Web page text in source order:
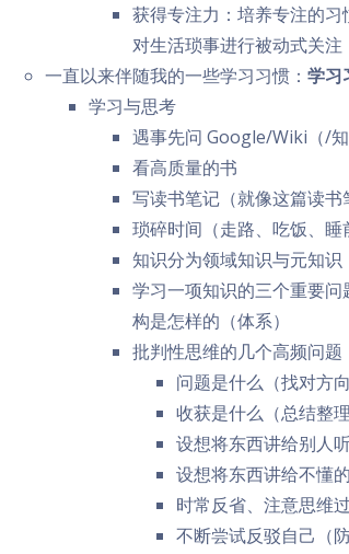
获得专注力：培养专注的
对生活琐事进行被动式关注
一直以来伴随我的一些学习习惯： 学习
学习与思考
遇事先问 Google/Wiki（/知
看高质量的书
写读书笔记（就像这篇读
琐碎时间（走路、吃饭、
知识分为领域知识与元知
学习一项知识的三个重要
构是怎样的（体系）
批判性思维的几个高频问题
问题是什么（找对方向
收获是什么（总结整理
设想将东西讲给别人
设想将东西讲给不懂
时常反省、注意思维
不断尝试反驳自己（